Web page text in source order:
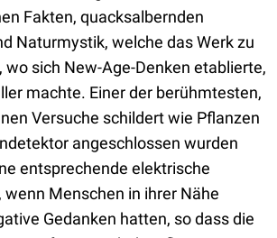
Fakten, quacksalbernden
Naturmystik, welche das Werk zu
sich New-Age-Denken etablierte,
machte. Einer der berühmtesten,
Versuche schildert wie Pflanzen
angeschlossen wurden
entsprechende elektrische
Menschen in ihrer Nähe
Gedanken hatten, so dass die